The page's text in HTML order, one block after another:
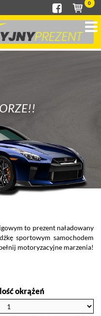
0
to prezent naładowany
sportowym samochodem
motoryzacyjne marzenia!
okrążeń